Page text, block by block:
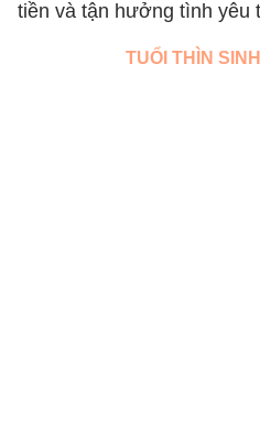
tiền và tận hưởng tình yêu
TUỔI THÌN